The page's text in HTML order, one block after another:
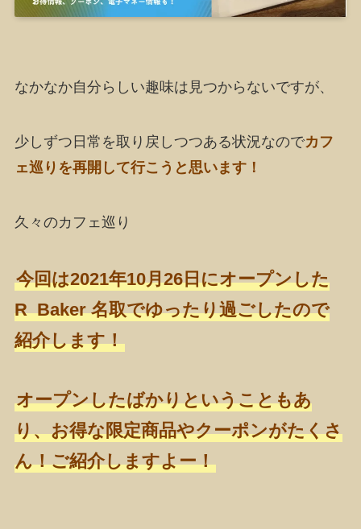
なかなか自分らしい趣味は見つからないですが、
少しずつ日常を取り戻しつつある状況なのでカフ
ェ巡りを再開して行こうと思います！
久々のカフェ巡り
今回は2021年10月26日にオープンした
R Baker 名取でゆったり過ごしたので
紹介します！
オープンしたばかりということもあ
り、お得な限定商品やクーポンがたくさ
ん！ご紹介しますよー！